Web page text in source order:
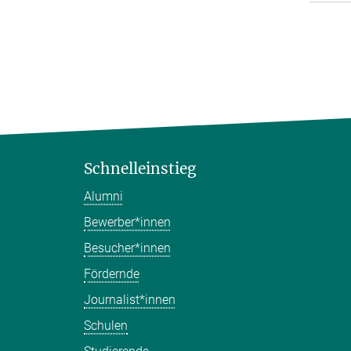
Schnelleinstieg
Alumni
Bewerber*innen
Besucher*innen
Fördernde
Journalist*innen
Schulen